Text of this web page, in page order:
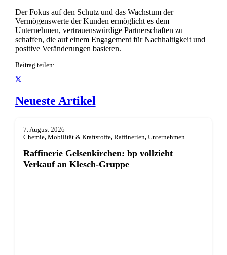
Der Fokus auf den Schutz und das Wachstum der
Vermögenswerte der Kunden ermöglicht es dem
Unternehmen, vertrauenswürdige Partnerschaften zu
schaffen, die auf einem Engagement für Nachhaltigkeit und
positive Veränderungen basieren.
Beitrag teilen:
Neueste Artikel
7. August 2026
Chemie, Mobilität & Kraftstoffe, Raffinerien, Unternehmen
Raffinerie Gelsenkirchen: bp vollzieht
Verkauf an Klesch-Gruppe